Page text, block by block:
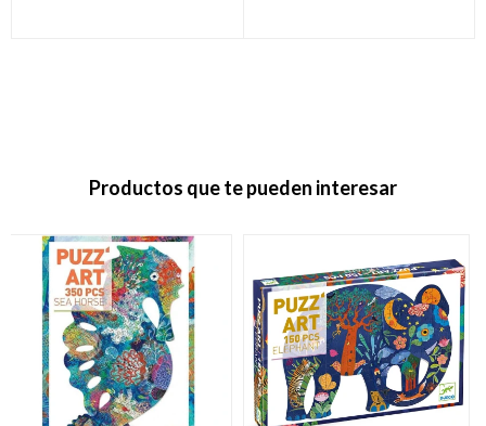
Productos que te pueden interesar